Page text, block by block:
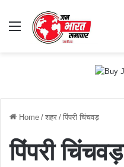
Menu
Home / शहर / पिंपरी चिंचवड़
पिंपरी चिंचवड़